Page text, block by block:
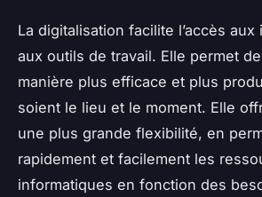
La digitalisation facilite l’accès
aux outils de travail. Elle permet
manière plus efficace et plus
soient le lieu et le moment. Elle
une plus grande flexibilité, en
rapidement et facilement les
informatiques en fonction des